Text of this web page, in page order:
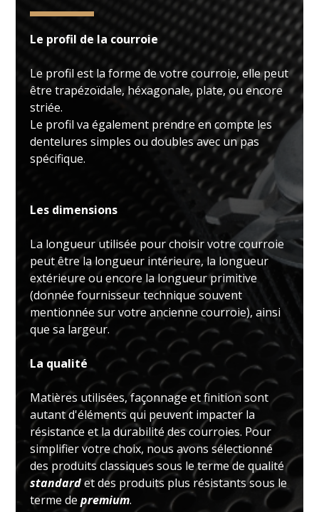
Le profil de la courroie
Le profil est la forme de votre courroie, elle peut
être trapézoïdale, héxagonale, plate, ou encore
striée.
Le profil va également prendre en compte les
dentelures simples ou doubles avec un pas
spécifique.
Les dimensions
La longueur utilisée pour choisir votre courroie
peut être la longueur intérieure, la longueur
extérieure ou encore la longueur primitive
(donnée fournisseur technique souvent
mentionnée sur votre ancienne courroie), ainsi
que sa largeur.
La qualité
Matières utilisées, façonnage et finition sont
autant d'éléments qui peuvent impacter la
résistance et la durabilité des courroies. Pour
simplifier votre choix, nous avons sélectionné
des produits classiques sous le terme de qualité
standardet des produits plus résistants sous le
terme depremium.